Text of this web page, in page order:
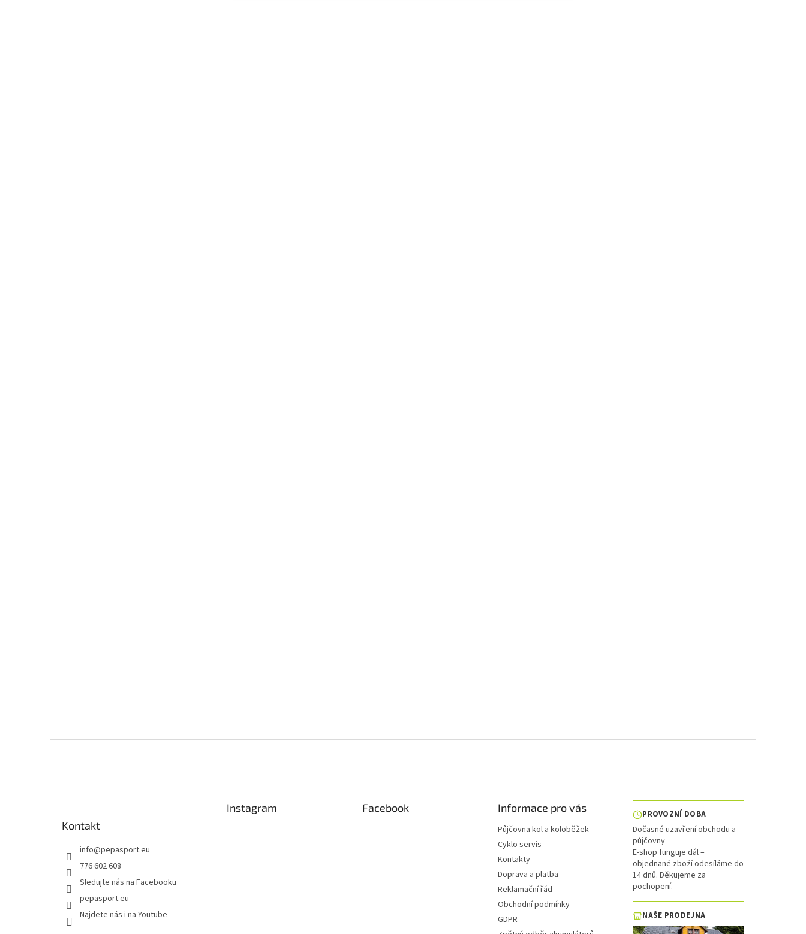
Kontakt
info@pepasport.eu
776 602 608
Sledujte nás na Facebooku
pepasport.eu
Najdete nás i na Youtube
Instagram Facebook Informace pro vás
Půjčovna kol a koloběžek
Cyklo servis
Kontakty
Doprava a platba
Reklamační řád
Obchodní podmínky
GDPR
PROVOZNÍ DOBA
Dočasné uzavření obchodu a
půjčovny
E-shop funguje dál –
objednané zboží odesíláme do
14 dnů. Děkujeme za
pochopení.
NAŠE PRODEJNA